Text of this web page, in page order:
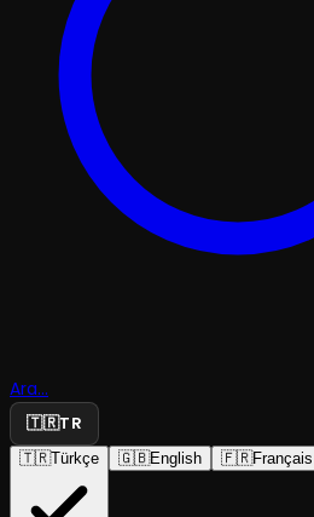
Ara...
🇹🇷TR
🇹🇷Türkçe 🇬🇧English 🇫🇷Français